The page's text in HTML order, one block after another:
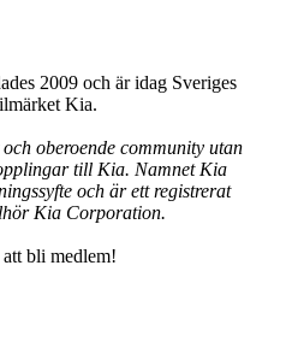
2009 och är idag Sveriges
Kia.
oberoende community utan
till Kia. Namnet Kia
och är ett registrerat
Kia Corporation.
bli medlem!